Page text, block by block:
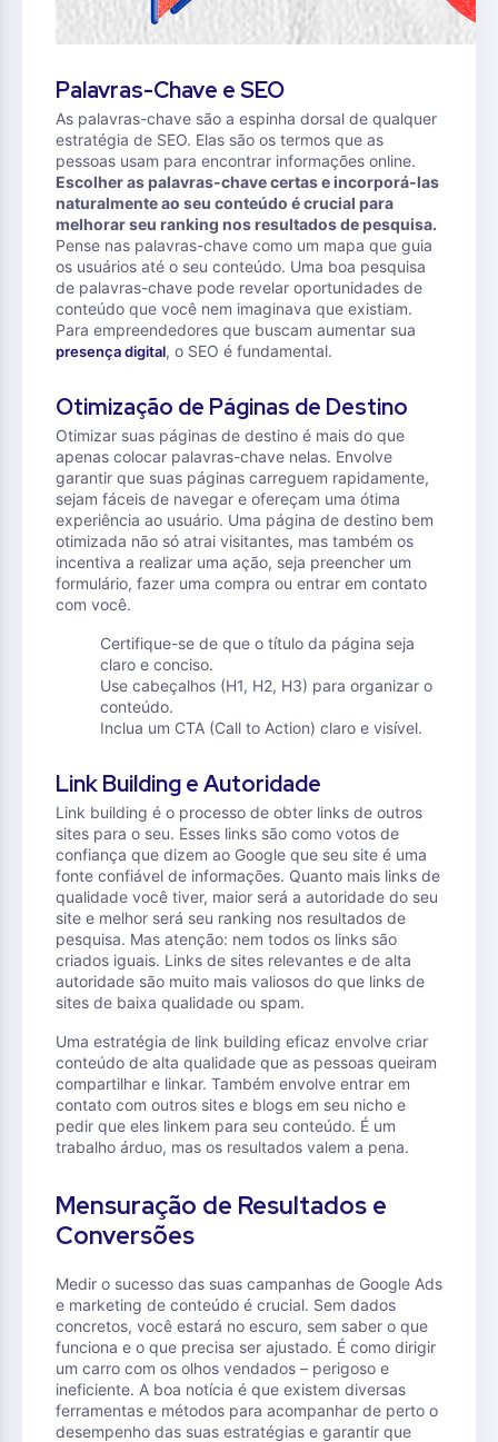
Palavras-Chave e SEO
As palavras-chave são a espinha dorsal de qualquer
estratégia de SEO. Elas são os termos que as
pessoas usam para encontrar informações online.
Escolher as palavras-chave certas e incorporá-las
naturalmente ao seu conteúdo é crucial para
melhorar seu ranking nos resultados de pesquisa.
Pense nas palavras-chave como um mapa que guia
os usuários até o seu conteúdo. Uma boa pesquisa
de palavras-chave pode revelar oportunidades de
conteúdo que você nem imaginava que existiam.
Para empreendedores que buscam aumentar sua
presença digital, o SEO é fundamental.
Otimização de Páginas de Destino
Otimizar suas páginas de destino é mais do que
apenas colocar palavras-chave nelas. Envolve
garantir que suas páginas carreguem rapidamente,
sejam fáceis de navegar e ofereçam uma ótima
experiência ao usuário. Uma página de destino bem
otimizada não só atrai visitantes, mas também os
incentiva a realizar uma ação, seja preencher um
formulário, fazer uma compra ou entrar em contato
com você.
Certifique-se de que o título da página seja
claro e conciso.
Use cabeçalhos (H1, H2, H3) para organizar o
conteúdo.
Inclua um CTA (Call to Action) claro e visível.
Link Building e Autoridade
Link building é o processo de obter links de outros
sites para o seu. Esses links são como votos de
confiança que dizem ao Google que seu site é uma
fonte confiável de informações. Quanto mais links de
qualidade você tiver, maior será a autoridade do seu
site e melhor será seu ranking nos resultados de
pesquisa. Mas atenção: nem todos os links são
criados iguais. Links de sites relevantes e de alta
autoridade são muito mais valiosos do que links de
sites de baixa qualidade ou spam.
Uma estratégia de link building eficaz envolve criar
conteúdo de alta qualidade que as pessoas queiram
compartilhar e linkar. Também envolve entrar em
contato com outros sites e blogs em seu nicho e
pedir que eles linkem para seu conteúdo. É um
trabalho árduo, mas os resultados valem a pena.
Mensuração de Resultados e
Conversões
Medir o sucesso das suas campanhas de Google Ads
e marketing de conteúdo é crucial. Sem dados
concretos, você estará no escuro, sem saber o que
funciona e o que precisa ser ajustado. É como dirigir
um carro com os olhos vendados – perigoso e
ineficiente. A boa notícia é que existem diversas
ferramentas e métodos para acompanhar de perto o
desempenho das suas estratégias e garantir que